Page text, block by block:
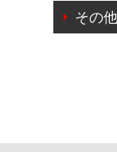
ご来店予約
の日時変
その